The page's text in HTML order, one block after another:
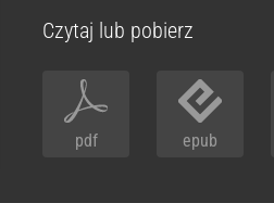
Czytaj lub pobierz
pdf epub